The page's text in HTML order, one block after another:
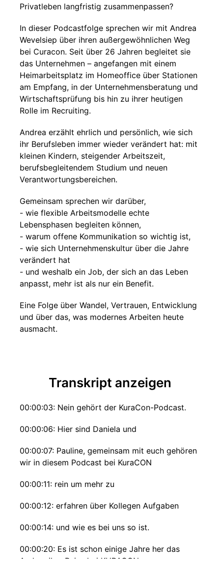
Privatleben langfristig zusammenpassen?
In dieser Podcastfolge sprechen wir mit Andrea
Wevelsiep über ihren außergewöhnlichen Weg
bei Curacon. Seit über 26 Jahren begleitet sie
das Unternehmen – angefangen mit einem
Heimarbeitsplatz im Homeoffice über Stationen
am Empfang, in der Unternehmensberatung und
Wirtschaftsprüfung bis hin zu ihrer heutigen
Rolle im Recruiting.
Andrea erzählt ehrlich und persönlich, wie sich
ihr Berufsleben immer wieder verändert hat: mit
kleinen Kindern, steigender Arbeitszeit,
berufsbegleitendem Studium und neuen
Verantwortungsbereichen.
Gemeinsam sprechen wir darüber,
- wie flexible Arbeitsmodelle echte
Lebensphasen begleiten können,
- warum offene Kommunikation so wichtig ist,
- wie sich Unternehmenskultur über die Jahre
verändert hat
- und weshalb ein Job, der sich an das Leben
anpasst, mehr ist als nur ein Benefit.
Eine Folge über Wandel, Vertrauen, Entwicklung
und über das, was modernes Arbeiten heute
ausmacht.
Transkript anzeigen
00:00:03: Nein gehört der KuraCon-Podcast.
00:00:06: Hier sind Daniela und
00:00:07: Pauline, gemeinsam mit euch gehören
wir in diesem Podcast bei KuraCON
00:00:11: rein um mehr zu
00:00:12: erfahren über Kollegen Aufgaben
00:00:14: und wie es bei uns so ist.
00:00:20: Es ist schon einige Jahre her das
Andrea ihre Reise bei KURACON